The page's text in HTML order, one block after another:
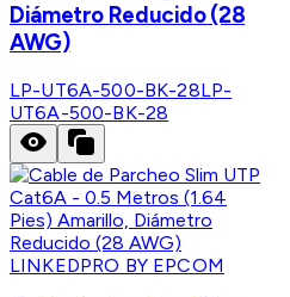
Diámetro Reducido (28
AWG)
LP-UT6A-500-BK-28LP-
UT6A-500-BK-28
LINKEDPRO BY EPCOM